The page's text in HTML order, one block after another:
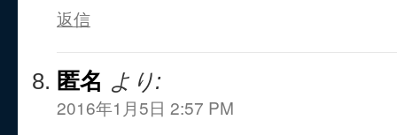
返信
匿名 より:
2016年1月5日 2:57 PM